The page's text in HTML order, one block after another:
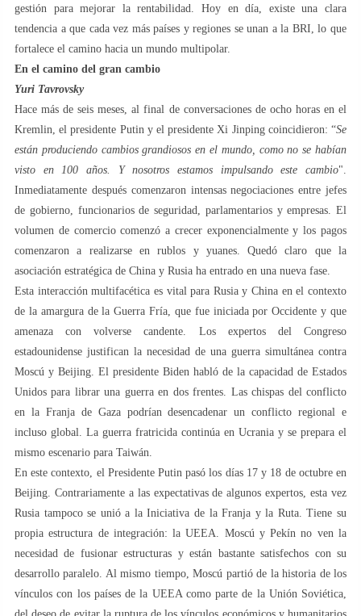
gestión para mejorar la rentabilidad. Hoy en día, existe una clara
tendencia a que cada vez más países y regiones se unan a la BRI, lo que
fortalece el camino hacia un mundo multipolar.
En el camino del gran cambio
Yuri Tavrovsky
Hace más de seis meses, al final de conversaciones de ocho horas en el
Kremlin, el presidente Putin y el presidente Xi Jinping coincidieron: “Se
están produciendo cambios grandiosos en el mundo, como no se habían
visto en 100 años. Y nosotros estamos impulsando este cambio".
Inmediatamente después comenzaron intensas negociaciones entre jefes
de gobierno, funcionarios de seguridad, parlamentarios y empresas. El
volumen de comercio comenzó a crecer exponencialmente y los pagos
comenzaron a realizarse en rublos y yuanes. Quedó claro que la
asociación estratégica de China y Rusia ha entrado en una nueva fase.
Esta interacción multifacética es vital para Rusia y China en el contexto
de la amargura de la Guerra Fría, que fue iniciada por Occidente y que
amenaza con volverse candente. Los expertos del Congreso
estadounidense justifican la necesidad de una guerra simultánea contra
Moscú y Beijing. El presidente Biden habló de la capacidad de Estados
Unidos para librar una guerra en dos frentes. Las chispas del conflicto
en la Franja de Gaza podrían desencadenar un conflicto regional e
incluso global. La guerra fratricida continúa en Ucrania y se prepara el
mismo escenario para Taiwán.
En este contexto, el Presidente Putin pasó los días 17 y 18 de octubre en
Beijing. Contrariamente a las expectativas de algunos expertos, esta vez
Rusia tampoco se unió a la Iniciativa de la Franja y la Ruta. Tiene su
propia estructura de integración: la UEEA. Moscú y Pekín no ven la
necesidad de fusionar estructuras y están bastante satisfechos con su
desarrollo paralelo. Al mismo tiempo, Moscú partió de la historia de los
vínculos con los países de la UEEA como parte de la Unión Soviética,